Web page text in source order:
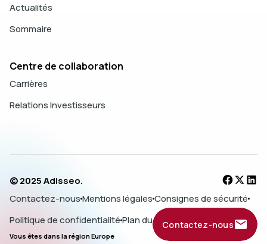
Contactez-nous
Actualités
Sommaire
Centre de collaboration
Carrières
Relations Investisseurs
© 2025 Adisseo.
Contactez-nousMentions légalesConsignes de sécurité
Politique de confidentialitéPlan du site
Vous êtes dans la région Europe